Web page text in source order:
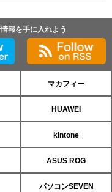
報を手に入れよう
マカフィー
HUAWEI
kintone
ASUS ROG
パソコンSEVEN